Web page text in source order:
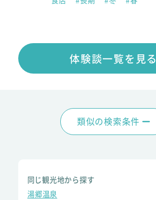
体験談一覧を見る
類似の検索条件
同じ観光地から探す
湯郷温泉